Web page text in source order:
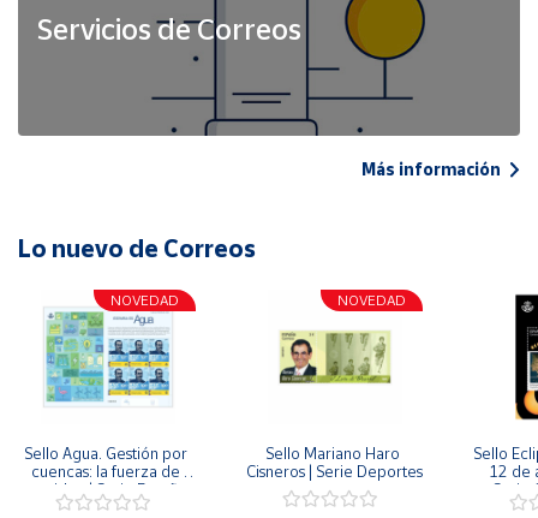
Servicios de Correos
Más información
Lo nuevo de Correos
NOVEDAD
Sello Agua. Gestión por
cuencas: la fuerza de
una idea.| Serie España
ES| Pliego Premium
NOVEDAD
Sello Mariano Haro
Cisneros | Serie Deportes
Sello
12 de
Serie